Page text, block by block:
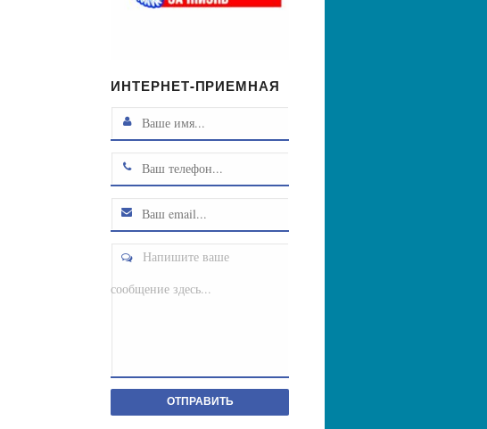
ИНТЕРНЕТ-ПРИЕМНАЯ
Напишите ваше
сообщение здесь...
ОТПРАВИТЬ